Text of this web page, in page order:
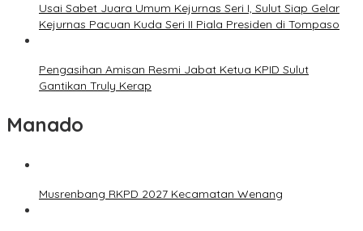
Usai Sabet Juara Umum Kejurnas Seri I, Sulut Siap Gelar
Kejurnas Pacuan Kuda Seri II Piala Presiden di Tompaso
Pengasihan Amisan Resmi Jabat Ketua KPID Sulut
Gantikan Truly Kerap
Manado
Musrenbang RKPD 2027 Kecamatan Wenang